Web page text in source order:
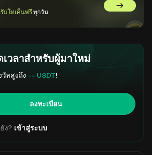
รับโทเค็นฟรีทุกวัน ไปที่
วลาสำหรับผู้มาใหม่
ลสูงถึง -- USDT!
ลงทะเบียน
ง? เข้าสู่ระบบ